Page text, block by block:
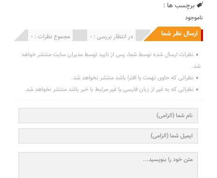
برچسب ها :
ناموجود
ارسال نظر شما مجموع نظرات : 0 در انتظار بررسی : 0 انتشار یافته : 0
نظرات ارسال شده توسط شما، پس از تایید توسط مدیران سایت منتشر خواهد
شد.
نظراتی که حاوی تهمت یا افترا باشد منتشر نخواهد شد.
نظراتی که به غیر از زبان فارسی یا غیر مرتبط با خبر باشد منتشر نخواهد شد.